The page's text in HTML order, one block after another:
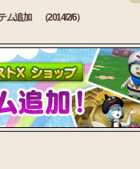
ム追加 （2014/2/6）